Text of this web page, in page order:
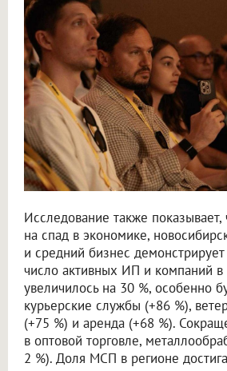
Исследование также показывает,
на спад в экономике,
и средний бизнес демонстрирует
число активных ИП и компаний в
увеличилось на 30 %, особенно
курьерские службы (+86 %),
(+75 %) и аренда (+68 %).
в оптовой торговле,
2 %). Доля МСП в регионе